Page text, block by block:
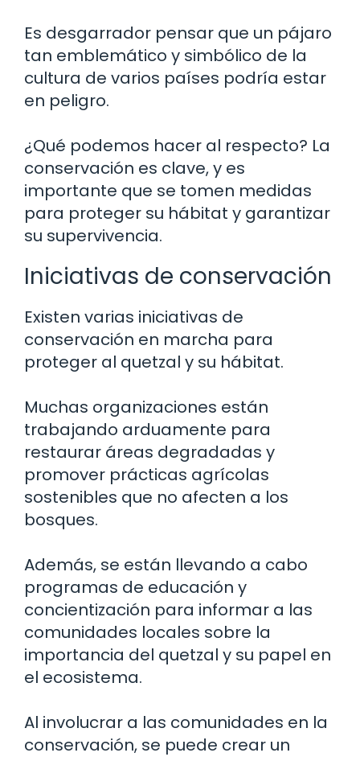
Es desgarrador pensar que un pájaro
tan emblemático y simbólico de la
cultura de varios países podría estar
en peligro.
¿Qué podemos hacer al respecto? La
conservación es clave, y es
importante que se tomen medidas
para proteger su hábitat y garantizar
su supervivencia.
Iniciativas de conservación
Existen varias iniciativas de
conservación en marcha para
proteger al quetzal y su hábitat.
Muchas organizaciones están
trabajando arduamente para
restaurar áreas degradadas y
promover prácticas agrícolas
sostenibles que no afecten a los
bosques.
Además, se están llevando a cabo
programas de educación y
concientización para informar a las
comunidades locales sobre la
importancia del quetzal y su papel en
el ecosistema.
Al involucrar a las comunidades en la
conservación, se puede crear un